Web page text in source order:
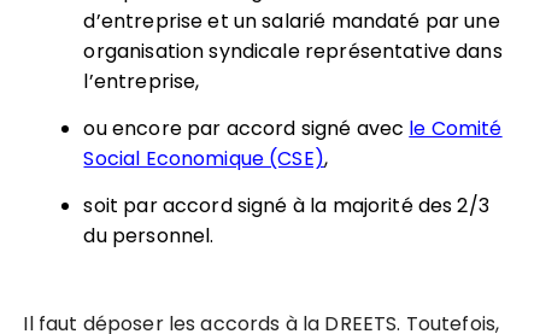
d’entreprise et un salarié mandaté par une
organisation syndicale représentative dans
l’entreprise,
ou encore par accord signé avec le Comité
Social Economique (CSE),
soit par accord signé à la majorité des 2/3
du personnel.
Il faut déposer les accords à la DREETS. Toutefois,